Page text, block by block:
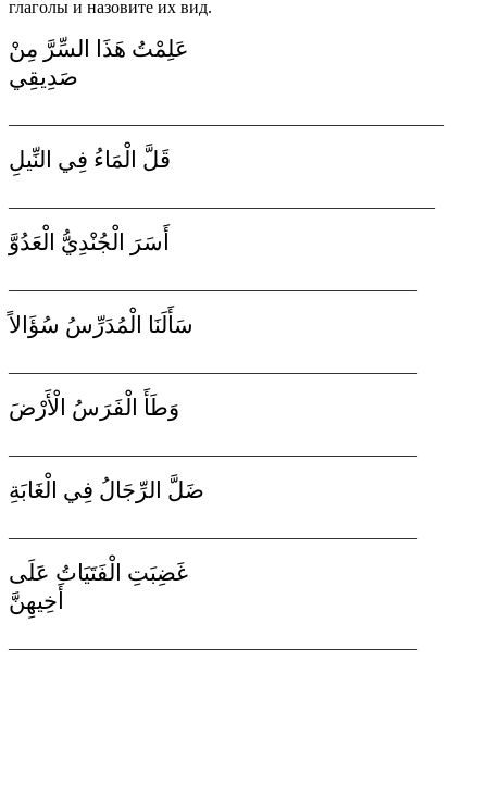
глаголы и назовите их вид.
عَلِمْتُ هَذَا السِّرَّ مِنْ
صَدِيقِي
قَلَّ الْمَاءُ فِي النِّيلِ
أَسَرَ الْجُنْدِيُّ الْعَدُوَّ
سَأَلَنَا الْمُدَرِّسُ سُؤَالاً
وَطَأَ الْفَرَسُ الْأَرْضَ
ضَلَّ الرِّجَالُ فِي الْغَابَةِ
غَضِبَتِ الْفَتَيَاتُ عَلَى
أَخِيهِنَّ